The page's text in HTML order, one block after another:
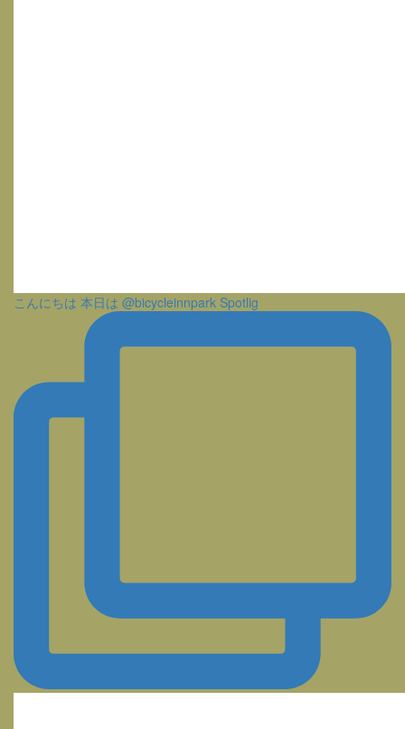
こんにちは 本日は @bicycleinnpark Spotlig